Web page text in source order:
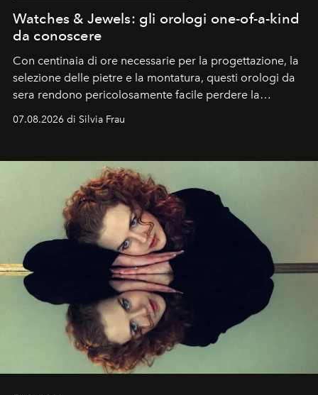
Watches & Jewels: gli orologi one-of-a-kind
da conoscere
Con centinaia di ore necessarie per la progettazione, la
selezione delle pietre e la montatura, questi orologi da
sera rendono pericolosamente facile perdere la
cognizione del tempo. Ma con quadranti così
07.08.2026 di Silvia Frau